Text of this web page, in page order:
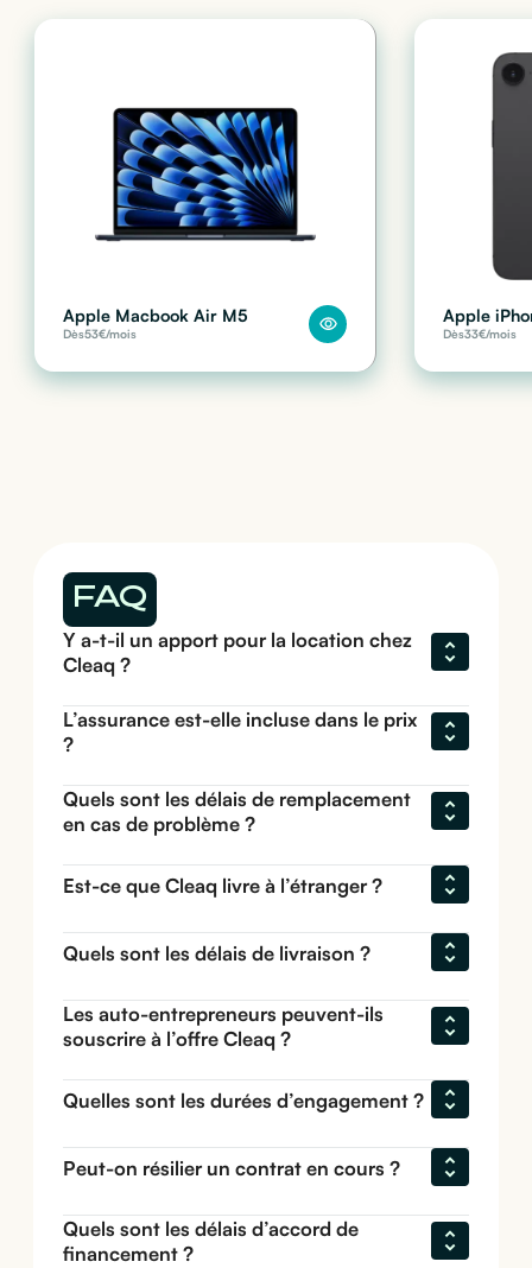
Apple Macbook Air M5
Dès53€/mois
Apple
Dès33€/mois
FAQ
Y a-t-il un apport pour la location chez
Cleaq ?
L’assurance est-elle incluse dans le prix
?
Quels sont les délais de remplacement
en cas de problème ?
Est-ce que Cleaq livre à l’étranger ?
Quels sont les délais de livraison ?
Les auto-entrepreneurs peuvent-ils
souscrire à l’offre Cleaq ?
Quelles sont les durées d’engagement ?
Peut-on résilier un contrat en cours ?
Quels sont les délais d’accord de
financement ?